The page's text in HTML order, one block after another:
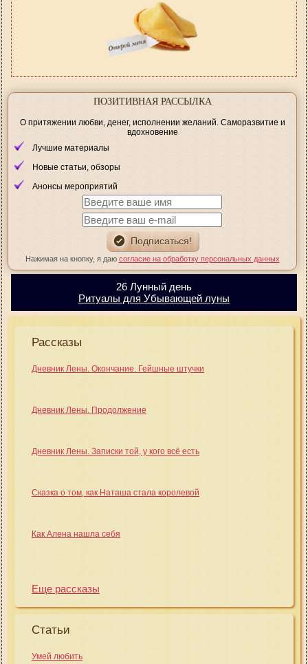
ПОЗИТИВНАЯ РАССЫЛКА
О притяжении любви, денег, исполнении желаний. Саморазвитие и
вдохновение
Лучшие материалы
Новые статьи, обзоры
Анонсы мероприятий
Нажимая на кнопку, я даю согласие на обработку персональных данных
26 Лунный день
Ритуалы для Убывающей луны
Рассказы
Дневник Лены. Окончание. Гейшные штучки
Дневник Лены. Продолжение
Дневник Лены. Записки той, у кого всё есть
Сказка о том, как Наташа стала королевой
Как Алена нашла себя
Еще рассказы
Статьи
Умей любить